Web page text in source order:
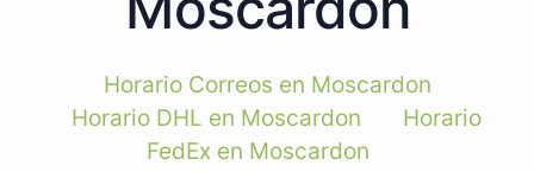
Horario Correos en Moscardon
Horario DHL en Moscardon
Horario
FedEx en Moscardon